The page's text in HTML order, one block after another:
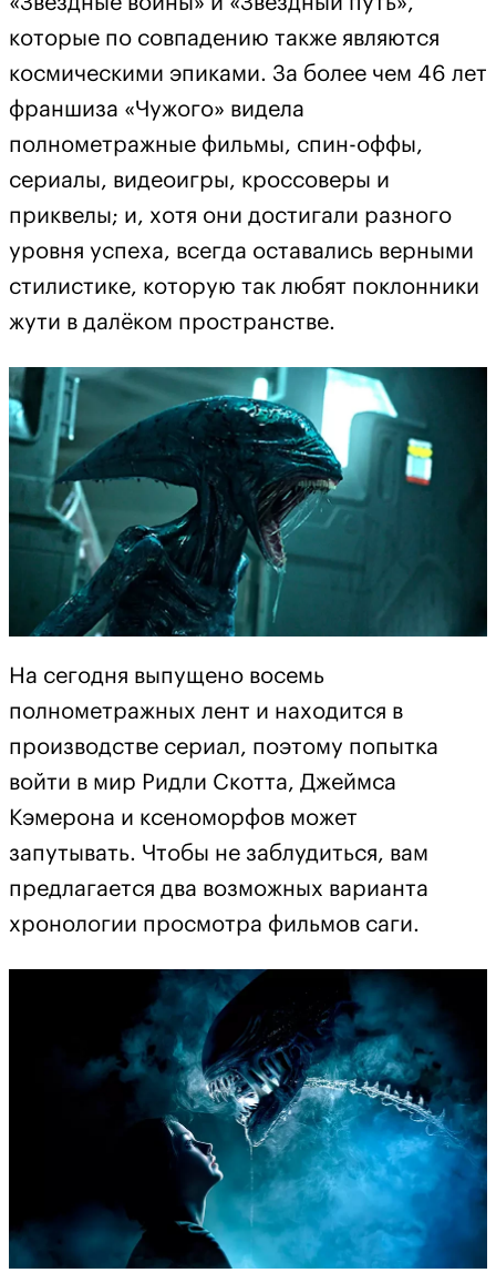
которые по совпадению также являются
космическими эпиками. За более чем 46 лет
франшиза «Чужого» видела
полнометражные фильмы, спин-оффы,
сериалы, видеоигры, кроссоверы и
приквелы; и, хотя они достигали разного
уровня успеха, всегда оставались верными
стилистике, которую так любят поклонники
жути в далёком пространстве.
На сегодня выпущено восемь
полнометражных лент и находится в
производстве сериал, поэтому попытка
войти в мир Ридли Скотта, Джеймса
Кэмерона и ксеноморфов может
запутывать. Чтобы не заблудиться, вам
предлагается два возможных варианта
хронологии просмотра фильмов саги.